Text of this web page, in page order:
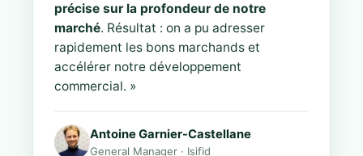
précise sur la profondeur de notre
marché. Résultat : on a pu adresser
rapidement les bons marchands et
accélérer notre développement
commercial. »
Antoine Garnier-Castellane
General Manager · Isifid